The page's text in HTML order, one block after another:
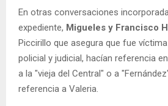
En otras conversaciones
expediente, Migueles y Francisco
Piccirillo que asegura que fue
policial y judicial, hacían referencia
a la "vieja del Central" o a
referencia a Valeria.